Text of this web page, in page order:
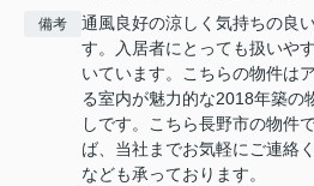
備考
通風良好の涼しく気持ちの良
す。入居者にとっても扱いや
いています。こちらの物件は
る室内が魅力的な2018年築の
しです。こちら長野市の物件
ば、当社までお気軽にご連絡
なども承っております。